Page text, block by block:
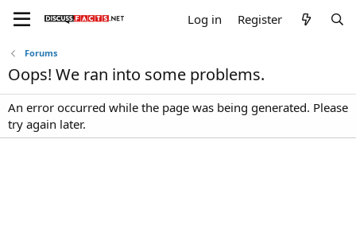
Log in Register
Forums
Oops! We ran into some problems.
An error occurred while the page was being generated. Please
try again later.